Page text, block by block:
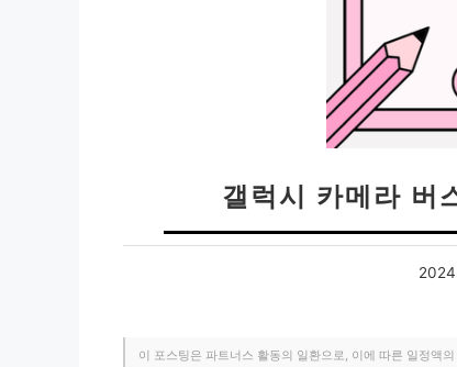
갤럭시 카메라 버
이 포스팅은 파트너스 활동의 일환으로, 이에 따른 일정액